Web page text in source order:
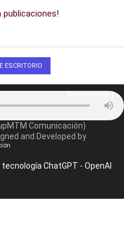
publicaciones!
ESCRITORIO
Comunicación)
and Developed by
ChatGPT - OpenAI